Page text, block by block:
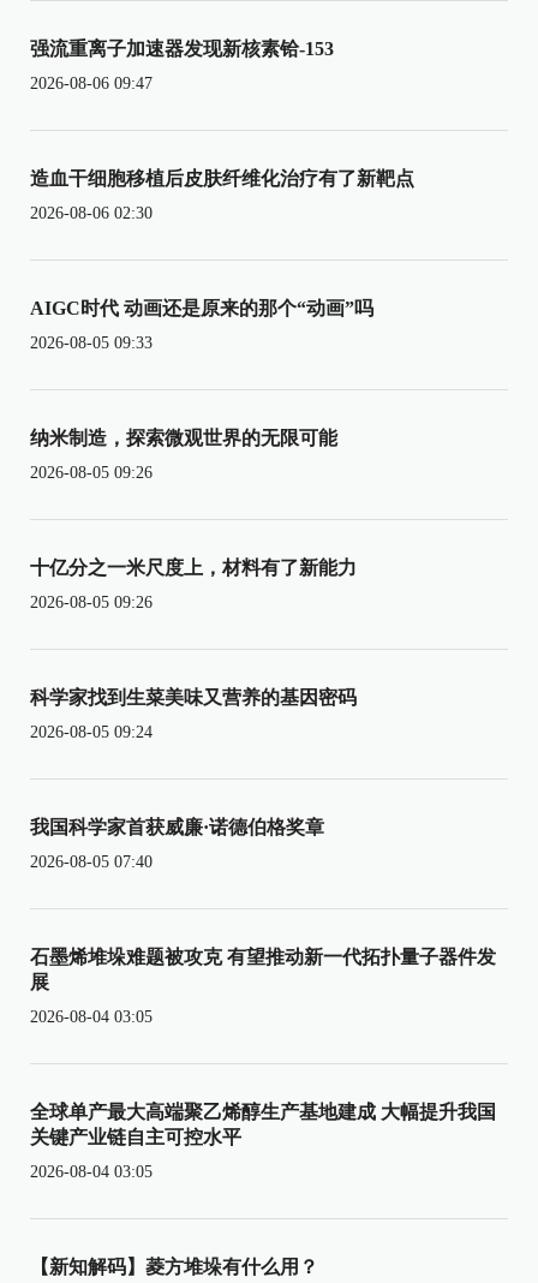
强流重离子加速器发现新核素铪-153
2026-08-06 09:47
造血干细胞移植后皮肤纤维化治疗有了新靶点
2026-08-06 02:30
AIGC时代 动画还是原来的那个“动画”吗
2026-08-05 09:33
纳米制造，探索微观世界的无限可能
2026-08-05 09:26
十亿分之一米尺度上，材料有了新能力
2026-08-05 09:26
科学家找到生菜美味又营养的基因密码
2026-08-05 09:24
我国科学家首获威廉·诺德伯格奖章
2026-08-05 07:40
石墨烯堆垛难题被攻克 有望推动新一代拓扑量子器件发
展
2026-08-04 03:05
全球单产最大高端聚乙烯醇生产基地建成 大幅提升我国
关键产业链自主可控水平
2026-08-04 03:05
【新知解码】菱方堆垛有什么用？